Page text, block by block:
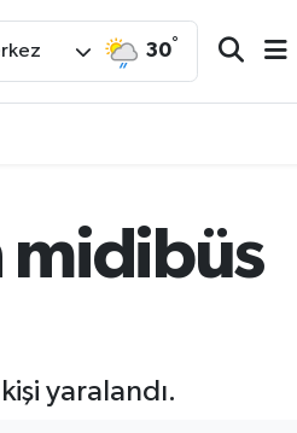
30°
midibüs
yaralandı.